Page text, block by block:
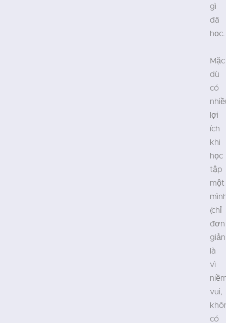
gì
đã
học.
Mặc
dù
có
lợi
ích
khi
học
tập
một
(chỉ
đơn
giản
là
vì
vui,
có